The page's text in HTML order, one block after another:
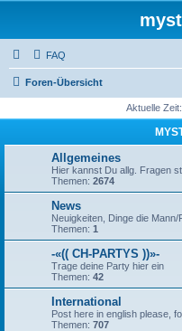
FAQ
Foren-Übersicht
Aktuelle
Allgemeines
Hier kannst Du allg. Fragen
Themen: 2674
News
Neuigkeiten, Dinge die Mann/
Themen: 1
-«(( CH-PARTYS ))»-
Trage deine Party hier ein
Themen: 42
International
Post here in english please,
Themen: 707